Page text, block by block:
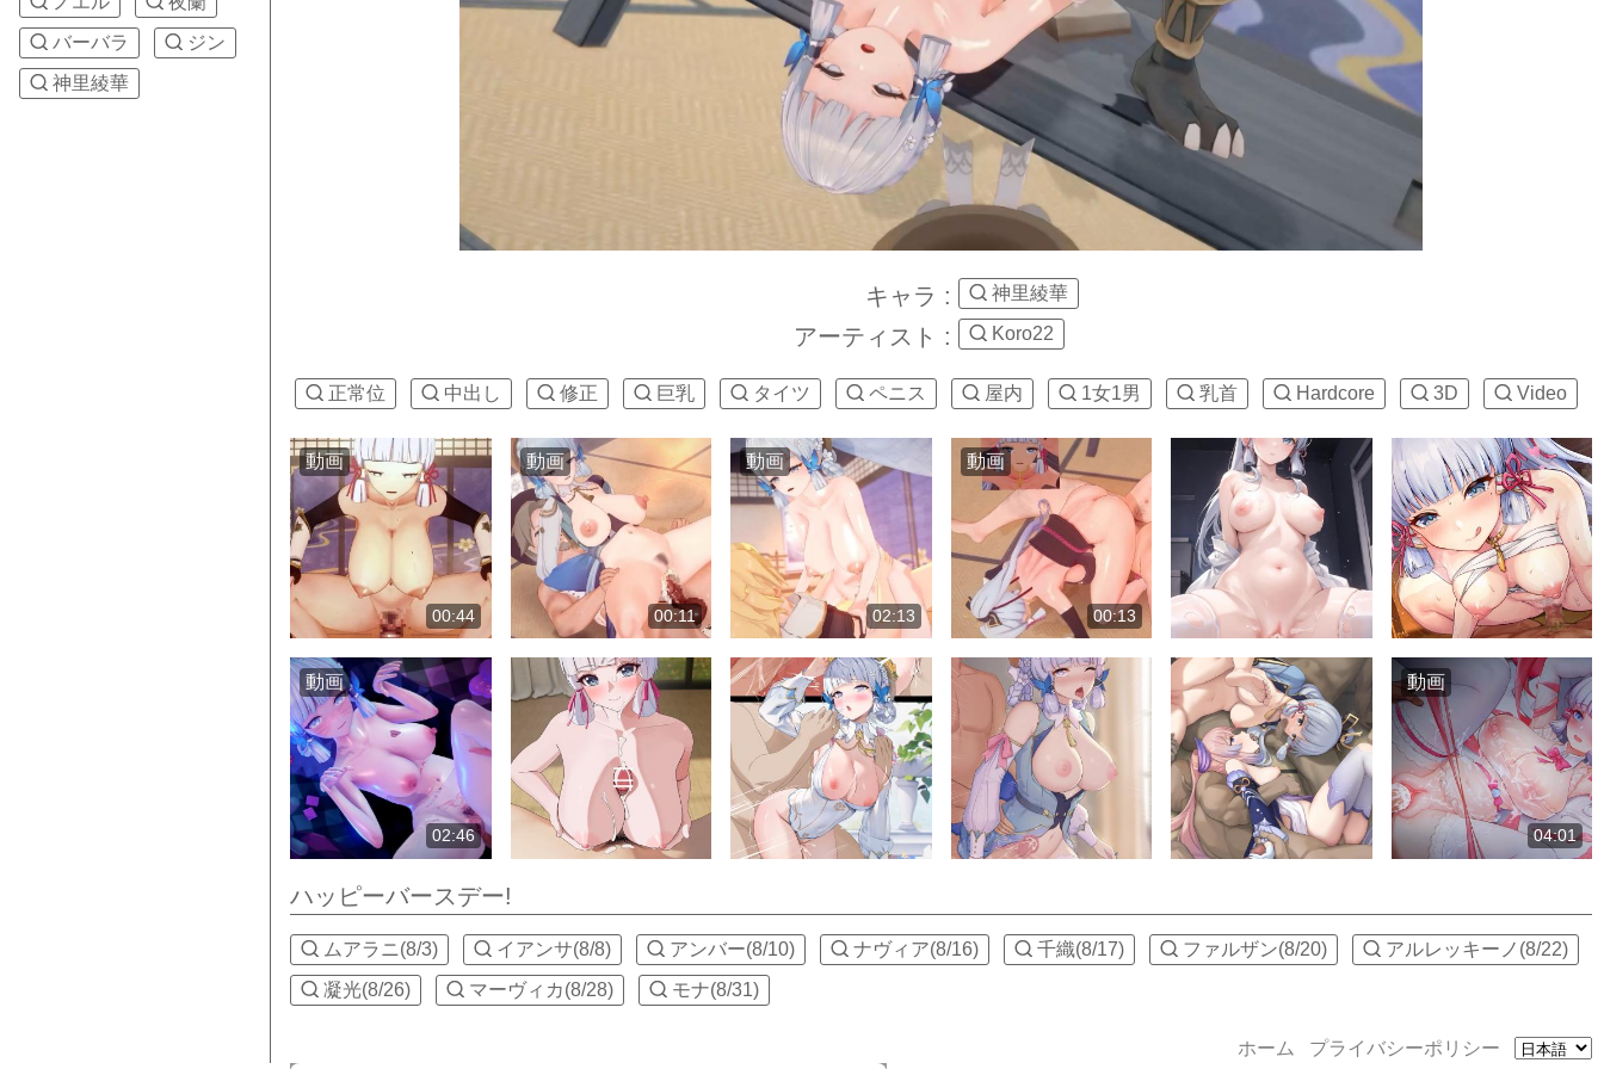
バーバラ
ジン
神里綾華
キャラ : 神里綾華
アーティスト : Koro22
正常位 中出し 修正 巨乳 タイツ ペニス 屋内 1女1男 乳首 Hardcore 3D Video
動画
00:44
動画
00:11
動画
02:13
動画
00:13
動画
02:46
動画
04:01
ハッピーバースデー!
ムアラニ(8/3) イアンサ(8/8) アンバー(8/10) ナヴィア(8/16) 千織(8/17) ファルザン(8/20)
アルレッキーノ(8/22)
凝光(8/26)
マーヴィカ(8/28) モナ(8/31)
ホーム プライバシーポリシー